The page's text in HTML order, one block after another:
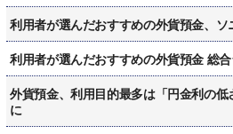
利用者が選んだおすすめの外貨預金、
利用者が選んだおすすめの外貨預金 総
外貨預金、利用目的最多は「円金利の
に